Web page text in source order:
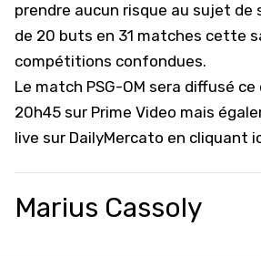
prendre aucun risque au sujet de
de 20 buts en 31 matches cette
compétitions confondues.
Le match PSG-OM sera diffusé
20h45 sur Prime Video mais
live sur DailyMercato en cliquant
Marius Cassoly